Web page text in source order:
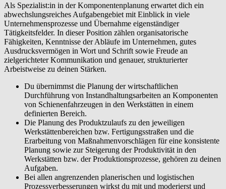
Als Spezialist:in in der Komponentenplanung erwartet dich ein
abwechslungsreiches Aufgabengebiet mit Einblick in viele
Unternehmensprozesse und Übernahme eigenständiger
Tätigkeitsfelder. In dieser Position zählen organisatorische
Fähigkeiten, Kenntnisse der Abläufe im Unternehmen, gutes
Ausdrucksvermögen in Wort und Schrift sowie Freude an
zielgerichteter Kommunikation und genauer, strukturierter
Arbeistweise zu deinen Stärken.
Du übernimmst die Planung der wirtschaftlichen
Durchführung von Instandhaltungsarbeiten an Komponenten
von Schienenfahrzeugen in den Werkstätten in einem
definierten Bereich.
Die Planung des Produktzulaufs zu den jeweiligen
Werkstättenbereichen bzw. Fertigungsstraßen und die
Erarbeitung von Maßnahmenvorschlägen für eine konsistente
Planung sowie zur Steigerung der Produktivität in den
Werkstätten bzw. der Produktionsprozesse, gehören zu deinen
Aufgaben.
Bei allen angrenzenden planerischen und logistischen
Prozessverbesserungen wirkst du mit und moderierst und